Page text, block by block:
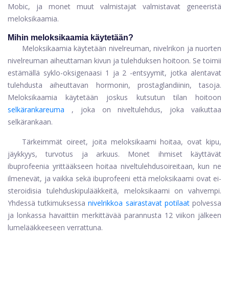
Mobic, ja monet muut valmistajat valmistavat geneeristä
meloksikaamia.
Mihin meloksikaamia käytetään?
Meloksikaamia käytetään nivelreuman, nivelrikon ja nuorten
nivelreuman aiheuttaman kivun ja tulehduksen hoitoon. Se toimii
estämällä syklo-oksigenaasi 1 ja 2 -entsyymit, jotka alentavat
tulehdusta aiheuttavan hormonin, prostaglandiinin, tasoja.
Meloksikaamia käytetään joskus kutsutun tilan hoitoon
selkärankareuma , joka on niveltulehdus, joka vaikuttaa
selkärankaan.
Tärkeimmät oireet, joita meloksikaami hoitaa, ovat kipu,
jäykkyys, turvotus ja arkuus. Monet ihmiset käyttävät
ibuprofeenia yrittääkseen hoitaa niveltulehdusoireitaan, kun ne
ilmenevät, ja vaikka sekä ibuprofeeni että meloksikaami ovat ei-
steroidisia tulehduskipulääkkeitä, meloksikaami on vahvempi.
Yhdessä tutkimuksessanivelrikkoa sairastavat potilaatpolvessa
ja lonkassa havaittiin merkittävää parannusta 12 viikon jälkeen
lumelääkkeeseen verrattuna.